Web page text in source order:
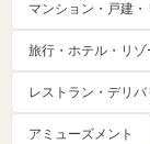
マンション・戸建
旅行・ホテル・リゾ
レストラン・デリ
アミューズメント